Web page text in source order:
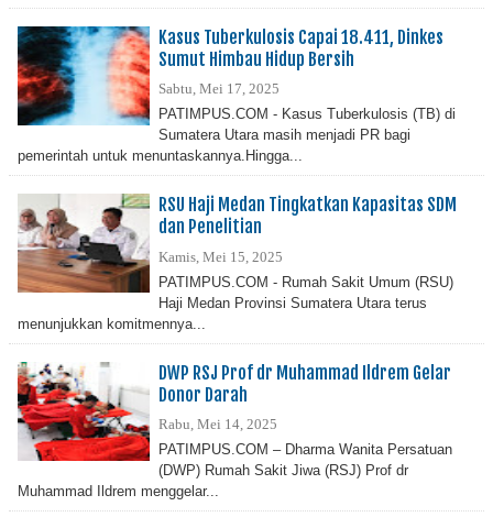
Kasus Tuberkulosis Capai 18.411, Dinkes
Sumut Himbau Hidup Bersih
Sabtu, Mei 17, 2025
PATIMPUS.COM - Kasus Tuberkulosis (TB) di
Sumatera Utara masih menjadi PR bagi
pemerintah untuk menuntaskannya.Hingga...
RSU Haji Medan Tingkatkan Kapasitas SDM
dan Penelitian
Kamis, Mei 15, 2025
PATIMPUS.COM - Rumah Sakit Umum (RSU)
Haji Medan Provinsi Sumatera Utara terus
menunjukkan komitmennya...
DWP RSJ Prof dr Muhammad Ildrem Gelar
Donor Darah
Rabu, Mei 14, 2025
PATIMPUS.COM – Dharma Wanita Persatuan
(DWP) Rumah Sakit Jiwa (RSJ) Prof dr
Muhammad Ildrem menggelar...